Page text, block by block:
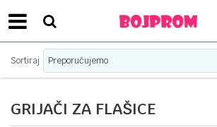
SIGURNO PLAĆANJE PLATNIM
GRIJAČI ZA FLAŠICE
Sortiraj